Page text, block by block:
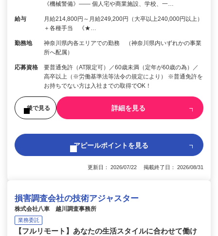
《機械警備》―― 個人宅や商業施設、学校、一…
給与
月給214,800円～月給249,200円（大卒以上240,000円以上）
＋各種手当 《★…
勤務地
神奈川県内各エリアでの勤務 （神奈川県内いずれかの事業
所へ配属）
応募資格
要普通免許（AT限定可）／60歳未満（定年が60歳の為）／
高卒以上（※労働基準法等法令の規定により） ※普通免許を
お持ちでない方は入社までの取得でOK！
後で見る 詳細を見る
アピールポイントを見る
更新日： 2026/07/22 掲載終了日： 2026/08/31
損害調査会社の技術アジャスター
株式会社八車 越川調査事務所
業務委託
【フルリモート】あなたの生活スタイルに合わせて働け